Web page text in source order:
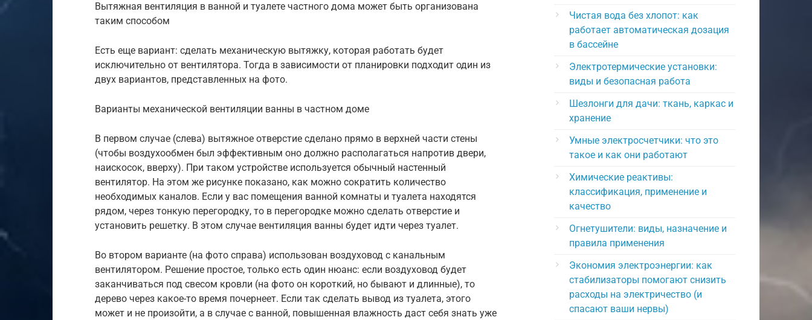
Вытяжная вентиляция в ванной и туалете частного дома может быть организована
таким способом
Есть еще вариант: сделать механическую вытяжку, которая работать будет
исключительно от вентилятора. Тогда в зависимости от планировки подходит один из
двух вариантов, представленных на фото.
Варианты механической вентиляции ванны в частном доме
В первом случае (слева) вытяжное отверстие сделано прямо в верхней части стены
(чтобы воздухообмен был эффективным оно должно располагаться напротив двери,
наискосок, вверху). При таком устройстве используется обычный настенный
вентилятор. На этом же рисунке показано, как можно сократить количество
необходимых каналов. Если у вас помещения ванной комнаты и туалета находятся
рядом, через тонкую перегородку, то в перегородке можно сделать отверстие и
установить решетку. В этом случае вентиляция ванны будет идти через туалет.
Во втором варианте (на фото справа) использован воздуховод с канальным
вентилятором. Решение простое, только есть один нюанс: если воздуховод будет
заканчиваться под свесом кровли (на фото он короткий, но бывают и длинные), то
дерево через какое-то время почернеет. Если так сделать вывод из туалета, этого
может и не произойти, а в случае с ванной, повышенная влажность даст себя знать уже
Чистая вода без хлопот: как
работает автоматическая дозация
в бассейне
Электротермические установки:
виды и безопасная работа
Шезлонги для дачи: ткань, каркас и
хранение
Умные электросчетчики: что это
такое и как они работают
Химические реактивы:
классификация, применение и
качество
Огнетушители: виды, назначение и
правила применения
Экономия электроэнергии: как
стабилизаторы помогают снизить
расходы на электричество (и
спасают ваши нервы)